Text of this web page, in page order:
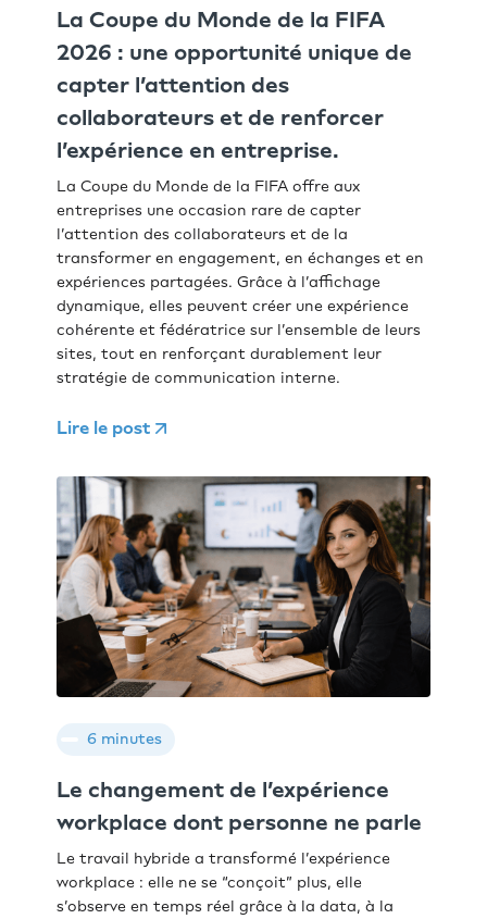
La Coupe du Monde de la FIFA
2026 : une opportunité unique de
capter l’attention des
collaborateurs et de renforcer
l’expérience en entreprise.
La Coupe du Monde de la FIFA offre aux
entreprises une occasion rare de capter
l’attention des collaborateurs et de la
transformer en engagement, en échanges et en
expériences partagées. Grâce à l’affichage
dynamique, elles peuvent créer une expérience
cohérente et fédératrice sur l’ensemble de leurs
sites, tout en renforçant durablement leur
stratégie de communication interne.
Lire le post
6 minutes
Le changement de l’expérience
workplace dont personne ne parle
Le travail hybride a transformé l’expérience
workplace : elle ne se “conçoit” plus, elle
s’observe en temps réel grâce à la data, à la